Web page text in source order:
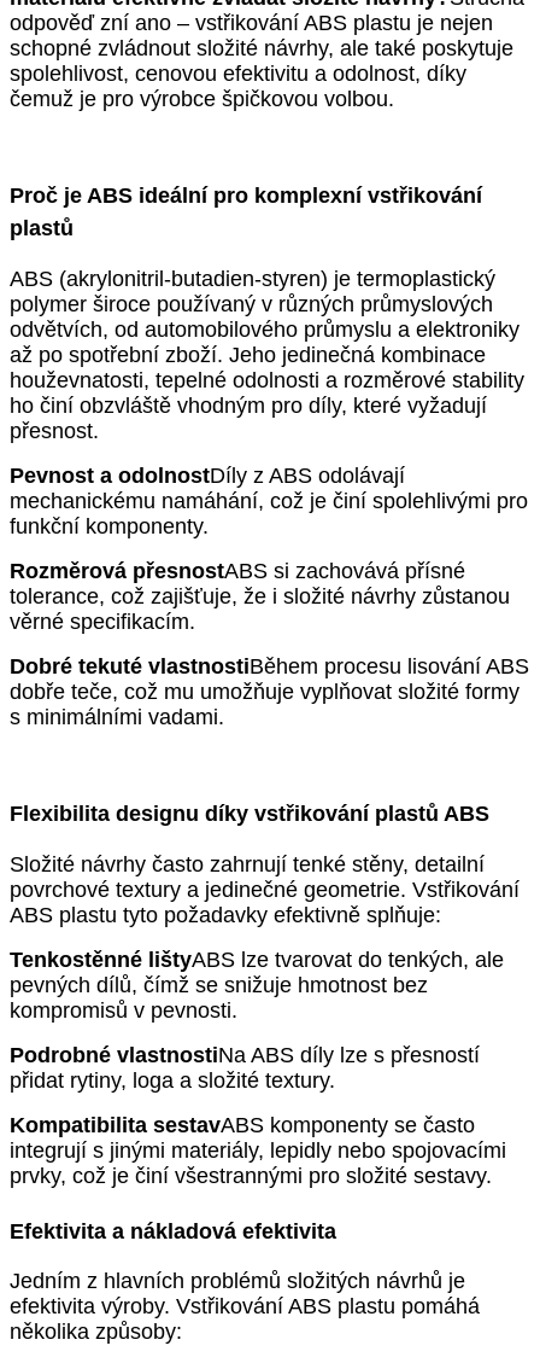
odpověď zní ano – vstřikování ABS plastu je nejen
schopné zvládnout složité návrhy, ale také poskytuje
spolehlivost, cenovou efektivitu a odolnost, díky
čemuž je pro výrobce špičkovou volbou.
Proč je ABS ideální pro komplexní vstřikování
plastů
ABS (akrylonitril-butadien-styren) je termoplastický
polymer široce používaný v různých průmyslových
odvětvích, od automobilového průmyslu a elektroniky
až po spotřební zboží. Jeho jedinečná kombinace
houževnatosti, tepelné odolnosti a rozměrové stability
ho činí obzvláště vhodným pro díly, které vyžadují
přesnost.
Pevnost a odolnostDíly z ABS odolávají
mechanickému namáhání, což je činí spolehlivými pro
funkční komponenty.
Rozměrová přesnostABS si zachovává přísné
tolerance, což zajišťuje, že i složité návrhy zůstanou
věrné specifikacím.
Dobré tekuté vlastnostiBěhem procesu lisování ABS
dobře teče, což mu umožňuje vyplňovat složité formy
s minimálními vadami.
Flexibilita designu díky vstřikování plastů ABS
Složité návrhy často zahrnují tenké stěny, detailní
povrchové textury a jedinečné geometrie. Vstřikování
ABS plastu tyto požadavky efektivně splňuje:
Tenkostěnné lištyABS lze tvarovat do tenkých, ale
pevných dílů, čímž se snižuje hmotnost bez
kompromisů v pevnosti.
Podrobné vlastnostiNa ABS díly lze s přesností
přidat rytiny, loga a složité textury.
Kompatibilita sestavABS komponenty se často
integrují s jinými materiály, lepidly nebo spojovacími
prvky, což je činí všestrannými pro složité sestavy.
Efektivita a nákladová efektivita
Jedním z hlavních problémů složitých návrhů je
efektivita výroby. Vstřikování ABS plastu pomáhá
několika způsoby: